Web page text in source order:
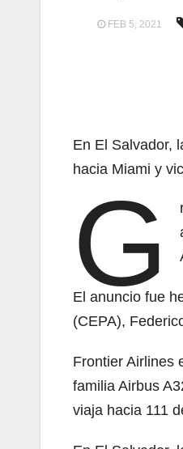
FEB 5, 2021
En El Salvador,
hacia Miami y
G
El anuncio fue
(CEPA),
Frontier Airlines
familia Airbus
viaja hacia 111